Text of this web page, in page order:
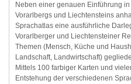
Neben einer genauen Einführung
Vorarlbergs und Liechtensteins
Sprachatlas eine ausführliche
Vorarlberger und Liechtensteiner
Themen (Mensch, Küche und
Landschaft, Landwirtschaft)
Mittels 100 farbiger Karten und
Entstehung der verschiedenen